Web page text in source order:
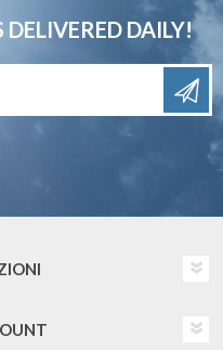
DELIVERED DAILY!